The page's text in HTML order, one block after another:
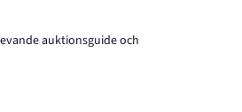
auktionsguide och